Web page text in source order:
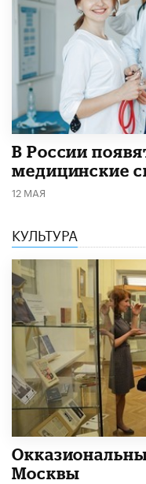
В России
медицинские
12 МАЯ
КУЛЬТУРА
Москвы